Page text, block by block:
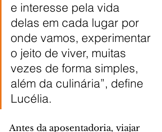
e interesse pela vida
delas em cada lugar por
onde vamos, experimentar
o jeito de viver, muitas
vezes de forma simples,
além da culinária”, define
Lucélia.
Antes da aposentadoria, viajar